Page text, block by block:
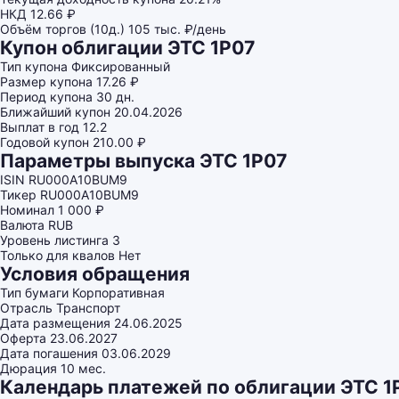
НКД 12.66 ₽
Объём торгов (10д.) 105 тыс. ₽/день
Купон облигации ЭТС 1Р07
Тип купона Фиксированный
Размер купона 17.26 ₽
Период купона 30 дн.
Ближайший купон 20.04.2026
Выплат в год 12.2
Годовой купон 210.00 ₽
Параметры выпуска ЭТС 1Р07
ISIN RU000A10BUM9
Тикер RU000A10BUM9
Номинал 1 000 ₽
Валюта RUB
Уровень листинга 3
Только для квалов Нет
Условия обращения
Тип бумаги Корпоративная
Отрасль Транспорт
Дата размещения 24.06.2025
Оферта 23.06.2027
Дата погашения 03.06.2029
Дюрация 10 мес.
Календарь платежей по облигации ЭТС